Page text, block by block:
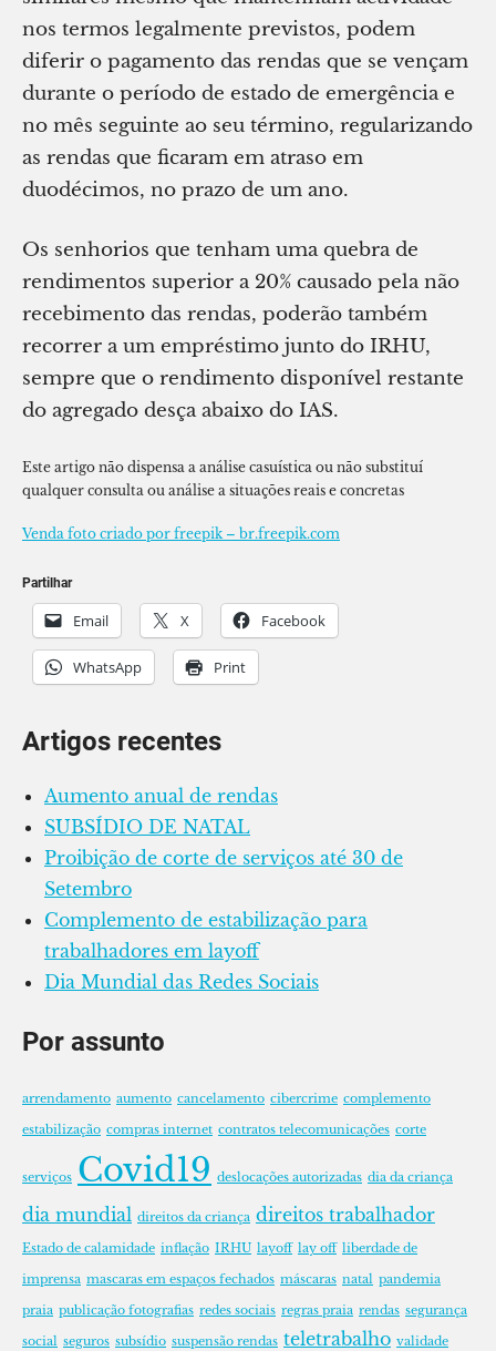
nos termos legalmente previstos, podem
diferir o pagamento das rendas que se vençam
durante o período de estado de emergência e
no mês seguinte ao seu término, regularizando
as rendas que ficaram em atraso em
duodécimos, no prazo de um ano.
Os senhorios que tenham uma quebra de
rendimentos superior a 20% causado pela não
recebimento das rendas, poderão também
recorrer a um empréstimo junto do IRHU,
sempre que o rendimento disponível restante
do agregado desça abaixo do IAS.
Este artigo não dispensa a análise casuística ou não substituí
qualquer consulta ou análise a situações reais e concretas
Venda foto criado por freepik – br.freepik.com
Partilhar
Email X Facebook
WhatsApp Print
Artigos recentes
Aumento anual de rendas
SUBSÍDIO DE NATAL
Proibição de corte de serviços até 30 de
Setembro
Complemento de estabilização para
trabalhadores em layoff
Dia Mundial das Redes Sociais
Por assunto
arrendamento aumento cancelamento cibercrime complemento
estabilização compras internet contratos telecomunicações corte
serviços Covid19 deslocações autorizadas dia da criança
dia mundial direitos da criança direitos trabalhador
Estado de calamidade inflação IRHU layoff lay off liberdade de
imprensa mascaras em espaços fechados máscaras natal pandemia
praia publicação fotografias redes sociais regras praia rendas segurança
social seguros subsídio suspensão rendas teletrabalho validade